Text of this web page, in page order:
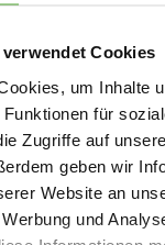
Cookies
um Inhalte
für
Zugriffe auf
geben wir
Website an
und